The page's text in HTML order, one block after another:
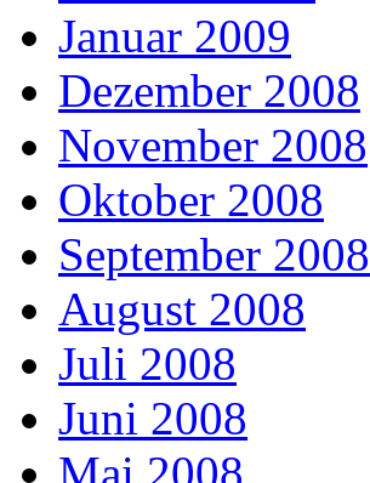
Januar 2009
Dezember 2008
November 2008
Oktober 2008
September 2008
August 2008
Juli 2008
Juni 2008